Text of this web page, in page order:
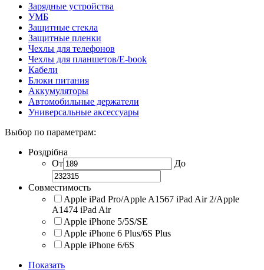
Зарядные устройства
УМБ
Защитные стекла
Защитные пленки
Чехлы для телефонов
Чехлы для планшетов/E-book
Кабели
Блоки питания
Аккумуляторы
Автомобильные держатели
Универсальные аксессуары
Выбор по параметрам:
Роздрібна
От
До
Совместимость
Apple iPad Pro/Apple A1567 iPad Air 2/Apple
A1474 iPad Air
Apple iPhone 5/5S/SE
Apple iPhone 6 Plus/6S Plus
Apple iPhone 6/6S
Показать